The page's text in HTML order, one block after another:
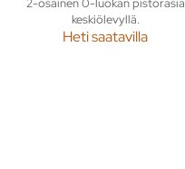
keskiölevyllä.
Heti saatavilla